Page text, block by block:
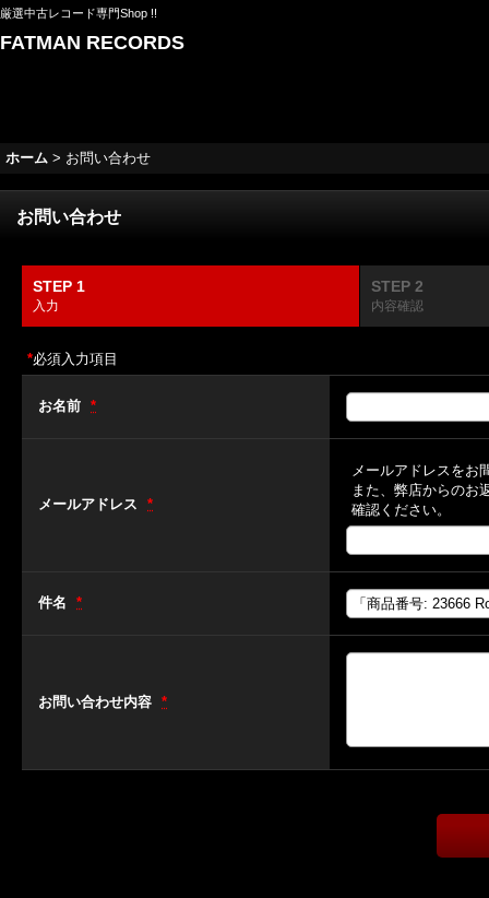
厳選中古レコード専門Shop !!
FATMAN RECORDS
ホーム > お問い合わせ
お問い合わせ
STEP 1
入力
STEP 2
内容確認
*必須入力項目
お名前 *
メールアドレス *
メールアドレスをお
また、弊店からのお
確認ください。
件名 *
お問い合わせ内容 *